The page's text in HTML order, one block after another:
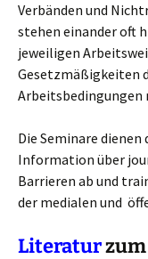
Verbänden und
stehen einander oft
jeweiligen
Gesetzmäßigkeiten
Arbeitsbedingungen
Die Seminare
Information über
Barrieren ab und
der medialen und
Literatur